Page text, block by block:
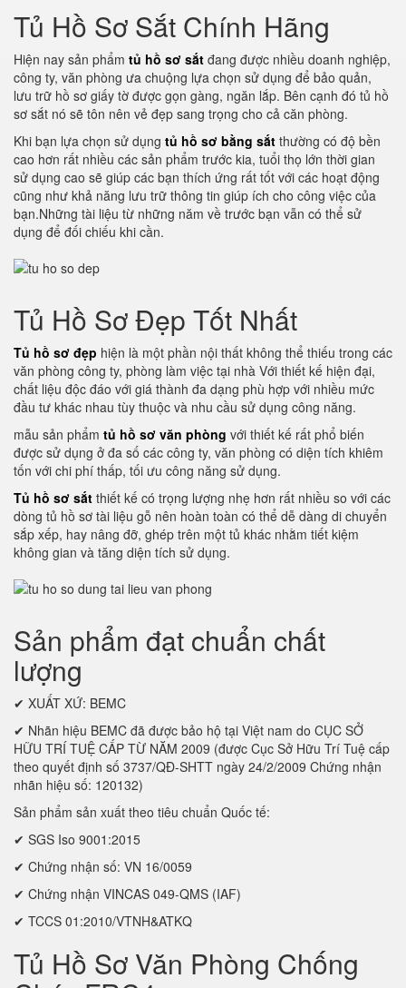
Tủ Hồ Sơ Sắt Chính Hãng
Hiện nay sản phẩm tủ hồ sơ sắt đang được nhiều doanh nghiệp,
công ty, văn phòng ưa chuộng lựa chọn sử dụng để bảo quản,
lưu trữ hồ sơ giấy tờ được gọn gàng, ngăn lắp. Bên cạnh đó tủ hồ
sơ sắt nó sẽ tôn nên vẻ đẹp sang trọng cho cả căn phòng.
Khi bạn lựa chọn sử dụng tủ hồ sơ bằng sắt thường có độ bền
cao hơn rất nhiều các sản phẩm trước kia, tuổi thọ lớn thời gian
sử dụng cao sẽ giúp các bạn thích ứng rất tốt với các hoạt động
cũng như khả năng lưu trữ thông tin giúp ích cho công việc của
bạn.Những tài liệu từ những năm về trước bạn vẫn có thể sử
dụng để đối chiếu khi cần.
Tủ Hồ Sơ Đẹp Tốt Nhất
Tủ hồ sơ đẹp hiện là một phần nội thất không thể thiếu trong các
văn phòng công ty, phòng làm việc tại nhà Với thiết kế hiện đại,
chất liệu độc đáo với giá thành đa dạng phù hợp với nhiều mức
đầu tư khác nhau tùy thuộc và nhu cầu sử dụng công năng.
mẫu sản phẩm tủ hồ sơ văn phòng với thiết kế rất phổ biến
được sử dụng ở đa số các công ty, văn phòng có diện tích khiêm
tốn với chi phí thấp, tối ưu công năng sử dụng.
Tủ hồ sơ sắt thiết kế có trọng lượng nhẹ hơn rất nhiều so với các
dòng tủ hồ sơ tài liệu gỗ nên hoàn toàn có thể dễ dàng di chuyển
sắp xếp, hay nâng đỡ, ghép trên một tủ khác nhằm tiết kiệm
không gian và tăng diện tích sử dụng.
Sản phẩm đạt chuẩn chất
lượng
✔ XUẤT XỨ: BEMC
✔ Nhãn hiệu BEMC đã được bảo hộ tại Việt nam do CỤC SỞ
HỮU TRÍ TUỆ CẤP TỪ NĂM 2009 (được Cục Sở Hữu Trí Tuệ cấp
theo quyết định số 3737/QĐ-SHTT ngày 24/2/2009 Chứng nhận
nhãn hiệu số: 120132)
Sản phẩm sản xuất theo tiêu chuẩn Quốc tế:
✔ SGS Iso 9001:2015
✔ Chứng nhận số: VN 16/0059
✔ Chứng nhận VINCAS 049-QMS (IAF)
✔ TCCS 01:2010/VTNH&ATKQ
Tủ Hồ Sơ Văn Phòng Chống